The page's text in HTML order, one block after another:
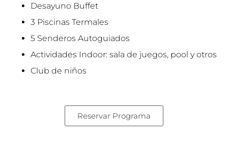
Desayuno Buffet
3 Piscinas Termales
5 Senderos Autoguiados
Actividades Indoor: sala de juegos, pool y otros
Club de niños
Reservar Programa